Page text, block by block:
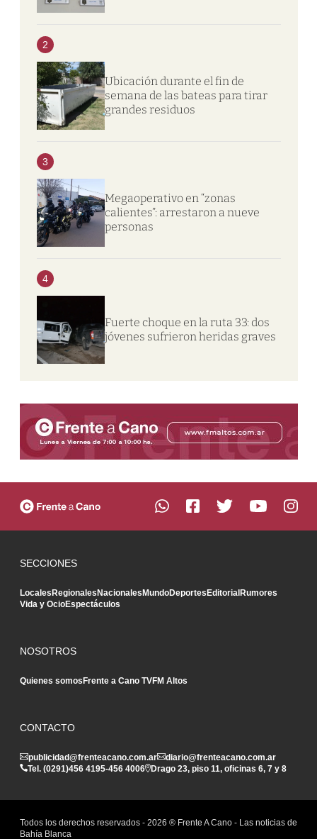
2
Ubicación durante el fin de
semana de las bateas para tirar
grandes residuos
3
Megaoperativo en “zonas
calientes”: arrestaron a nueve
personas
4
Fuerte choque en la ruta 33: dos
jóvenes sufrieron heridas graves
SECCIONES
LocalesRegionalesNacionalesMundoDeportesEditorialRumores
Vida y OcioEspectáculos
NOSOTROS
Quienes somosFrente a Cano TVFM Altos
CONTACTO
publicidad@frenteacano.com.ar
diario@frenteacano.com.ar
Tel. (0291)456 4195-456 4006 Drago 23, piso 11, oficinas 6, 7 y 8
Todos los derechos reservados - 2026 ® Frente A Cano - Las noticias de
Bahía Blanca